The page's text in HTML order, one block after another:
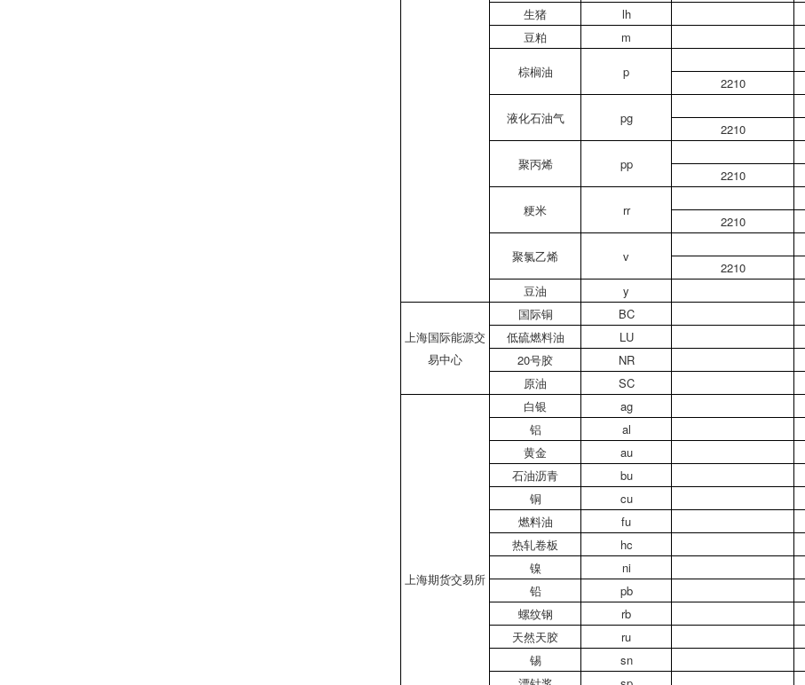
生猪
lh
豆粕
m
棕榈油 p
2210
液化石油气 pg
2210
聚丙烯 pp
2210
粳米 rr
2210
聚氯乙烯 v
2210
豆油
y
上海国际能源交
易中心
国际铜 BC
低硫燃料油
LU
20号胶
NR
原油
SC
上海期货交易所
白银 ag
铝
al
黄金
au
石油沥青
bu
铜
cu
燃料油
fu
热轧卷板
hc
镍
ni
铅
pb
螺纹钢
rb
天然天胶
ru
锡
sn